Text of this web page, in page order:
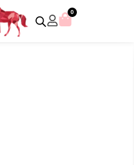
0